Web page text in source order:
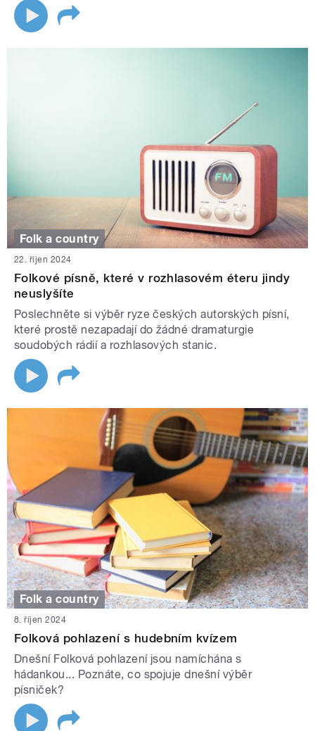
Folk a country
22. říjen 2024
Folkové písně, které v rozhlasovém éteru jindy
neuslyšíte
Poslechněte si výběr ryze českých autorských písní,
které prostě nezapadají do žádné dramaturgie
soudobých rádií a rozhlasových stanic.
Folk a country
8. říjen 2024
Folková pohlazení s hudebním kvízem
Dnešní Folková pohlazení jsou namíchána s
hádankou... Poznáte, co spojuje dnešní výběr
písniček?